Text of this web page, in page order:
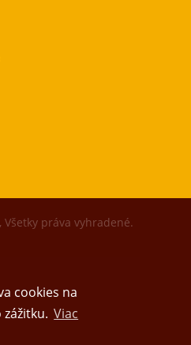
cookies na
Viac
Všetky práva vyhradené.